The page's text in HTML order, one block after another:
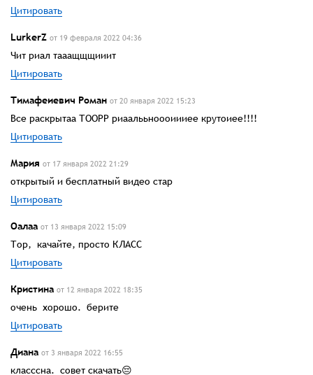
Цитировать
LurkerZ от 19 февраля 2022 04:36
Чит риал тааащщщииит
Цитировать
Тимафеиевич Роман от 20 января 2022 15:23
Все раскрытаа ТООРР риаалььноооиииее крутоиее!!!!
Цитировать
Мария от 17 января 2022 21:29
открытый и бесплатный видео стар
Цитировать
Оалаа от 13 января 2022 15:09
Тор, качайте, просто КЛАСС
Цитировать
Кристина от 12 января 2022 18:35
очень хорошо. берите
Цитировать
Диана от 3 января 2022 16:55
класссна. совет скачать😔